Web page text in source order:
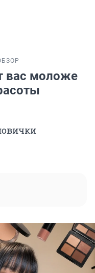
вас моложе